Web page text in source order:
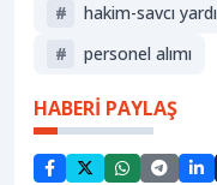
#
hakim-savcı
#
personel alımı
HABERİ PAYLAŞ